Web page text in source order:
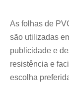
As folhas de
são utilizadas
publicidade e
resistência e
escolha